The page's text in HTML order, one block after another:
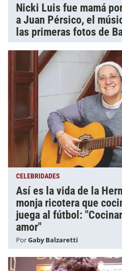
Nicki Luis fue mamá
a Juan Pérsico, el
las primeras fotos de
CELEBRIDADES
Así es la vida de la
monja ricotera que
juega al fútbol:
amor"
PorGaby Balzaretti